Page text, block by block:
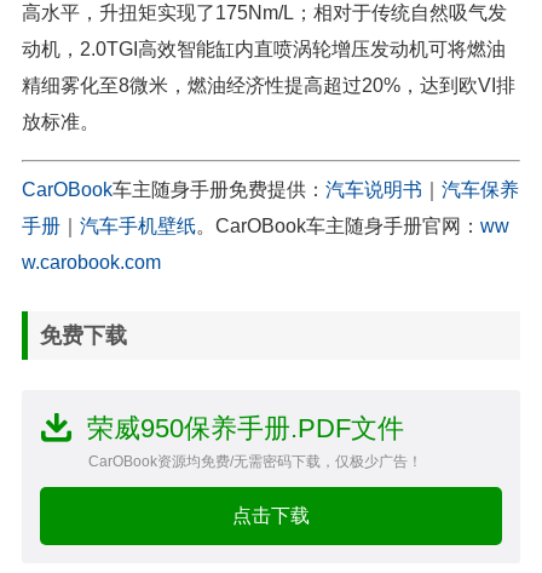
高水平，升扭矩实现了175Nm/L；相对于传统自然吸气发
动机，2.0TGI高效智能缸内直喷涡轮增压发动机可将燃油
精细雾化至8微米，燃油经济性提高超过20%，达到欧VI排
放标准。
CarOBook车主随身手册免费提供： 汽车说明书
汽车保养
手册
汽车手机壁纸。CarOBook车主随身手册官网： ww
w.carobook.com
免费下载
荣威950保养手册.PDF文件
CarOBook资源均免费/无需密码下载，仅极少广告！
点击下载